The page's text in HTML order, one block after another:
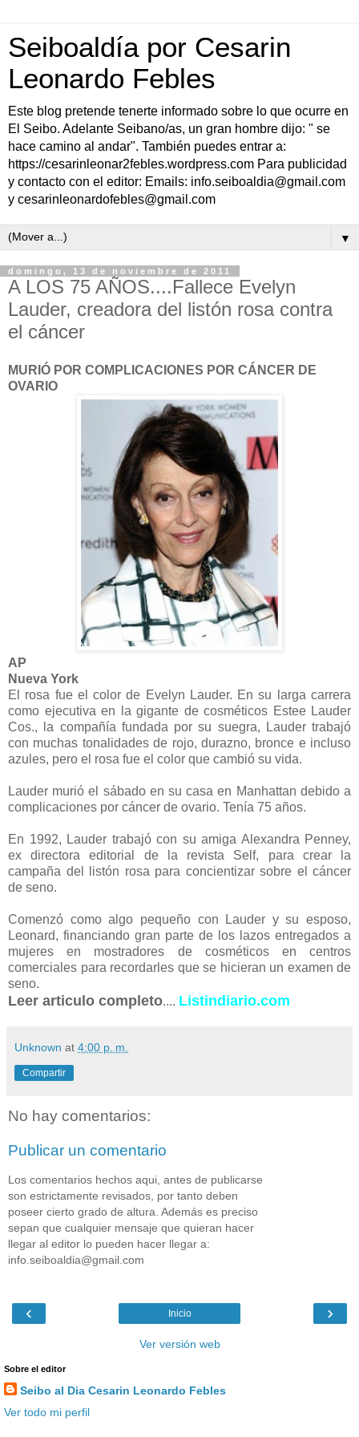
Seiboaldía por Cesarin
Leonardo Febles
Este blog pretende tenerte informado sobre lo que ocurre en
El Seibo. Adelante Seibano/as, un gran hombre dijo: " se
hace camino al andar". También puedes entrar a:
https://cesarinleonar2febles.wordpress.com Para publicidad
y contacto con el editor: Emails: info.seiboaldia@gmail.com
y cesarinleonardofebles@gmail.com
▼
domingo, 13 de noviembre de 2011
A LOS 75 AÑOS....Fallece Evelyn
Lauder, creadora del listón rosa contra
el cáncer
MURIÓ POR COMPLICACIONES POR CÁNCER DE
OVARIO
AP
Nueva York
El rosa fue el color de Evelyn Lauder. En su larga carrera
como ejecutiva en la gigante de cosméticos Estee Lauder
Cos., la compañía fundada por su suegra, Lauder trabajó
con muchas tonalidades de rojo, durazno, bronce e incluso
azules, pero el rosa fue el color que cambió su vida.
Lauder murió el sábado en su casa en Manhattan debido a
complicaciones por cáncer de ovario. Tenía 75 años.
En 1992, Lauder trabajó con su amiga Alexandra Penney,
ex directora editorial de la revista Self, para crear la
campaña del listón rosa para concientizar sobre el cáncer
de seno.
Comenzó como algo pequeño con Lauder y su esposo,
Leonard, financiando gran parte de los lazos entregados a
mujeres en mostradores de cosméticos en centros
comerciales para recordarles que se hicieran un examen de
seno.
Leer articulo completo.... Listindiario.com
Unknown at 4:00 p. m.
Compartir
No hay comentarios:
Publicar un comentario
Los comentarios hechos aqui, antes de publicarse
son estrictamente revisados, por tanto deben
poseer cierto grado de altura. Además es preciso
sepan que cualquier mensaje que quieran hacer
llegar al editor lo pueden hacer llegar a:
info.seiboaldia@gmail.com
‹ ›
Inicio
Ver versión web
Sobre el editor
Seibo al Dia Cesarin Leonardo Febles
Ver todo mi perfil